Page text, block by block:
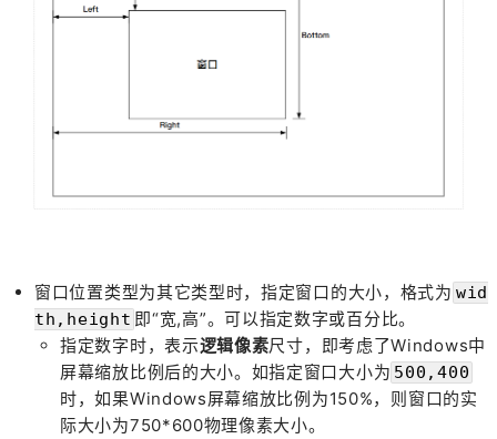
窗口位置类型为其它类型时，指定窗口的大小，格式为 wid
th,height 即“宽,高”。可以指定数字或百分比。
指定数字时，表示逻辑像素尺寸，即考虑了Windows中
屏幕缩放比例后的大小。如指定窗口大小为 500,400
时，如果Windows屏幕缩放比例为150%，则窗口的实
际大小为750*600物理像素大小。